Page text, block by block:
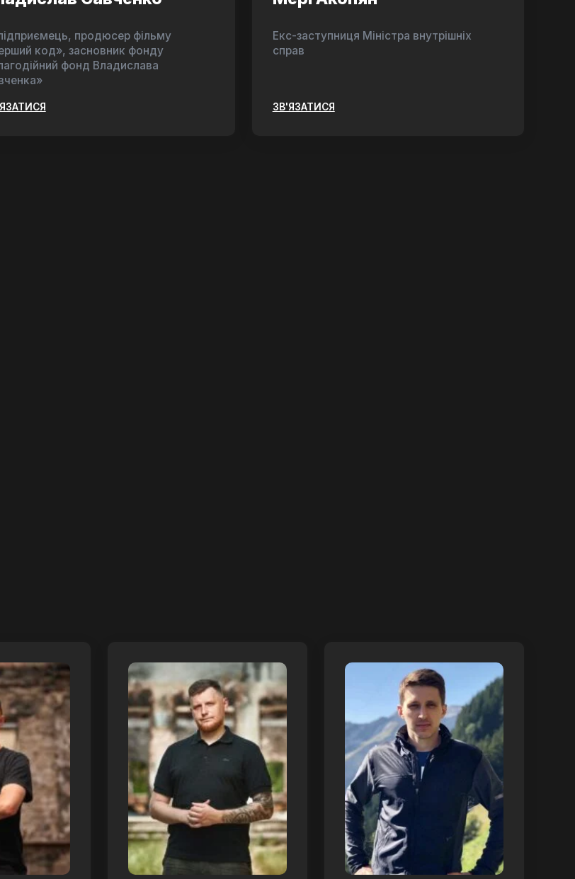
продюсер фільму
код», засновник фонду
фонд Владислава
Екс-заступниця Міністра внутрішніх
справ
ЗВ'ЯЗАТИСЯ